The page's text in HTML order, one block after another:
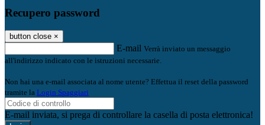
Recupero password
button close ×
E-mail Verrà inviato un messaggio
all'indirizzo indicato con le istruzioni necessarie.
Non hai una e-mail associata al nome utente? Effettua il reset della password
tramite la Login Spaggiari
E-mail inviata, si prega di controllare la casella di posta elettronica!